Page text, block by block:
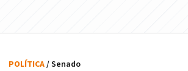
POLÍTICA/ Senado